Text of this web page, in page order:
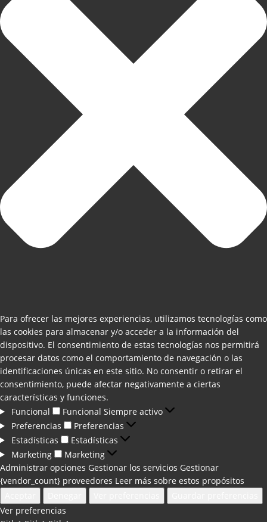
Para ofrecer las mejores experiencias, utilizamos tecnologías como
las cookies para almacenar y/o acceder a la información del
dispositivo. El consentimiento de estas tecnologías nos permitirá
procesar datos como el comportamiento de navegación o las
identificaciones únicas en este sitio. No consentir o retirar el
consentimiento, puede afectar negativamente a ciertas
características y funciones.
Funcional
Funcional Siempre activo
Preferencias
Preferencias
Estadísticas
Estadísticas
Marketing
Marketing
Administrar opciones Gestionar los servicios Gestionar
{vendor_count} proveedores Leer más sobre estos propósitos
Ver preferencias